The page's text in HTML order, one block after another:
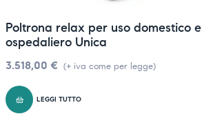
Poltrona relax per uso domestico e
ospedaliero Unica
3.518,00 € (+ iva come per legge)
LEGGI TUTTO